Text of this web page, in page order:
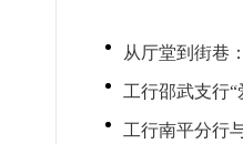
从厅堂到街巷
工行邵武支行
工行南平分行